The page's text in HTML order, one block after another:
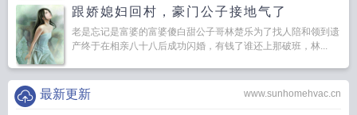
跟娇媳妇回村，豪门公子接地气了
老是忘记是富婆的富婆傻白甜公子哥林楚乐为了找人陪和领到遗
产终于在相亲八十八后成功闪婚，有钱了谁还上那破班，林...
www.sunhomehvac.cn
最新更新